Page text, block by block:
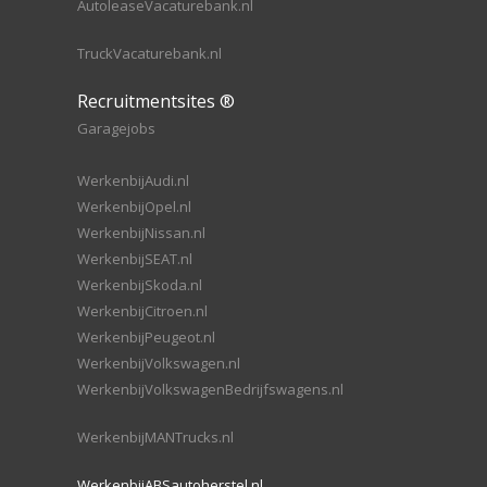
AutoleaseVacaturebank.nl
TruckVacaturebank.nl
Recruitmentsites ®
Garagejobs
WerkenbijAudi.nl
WerkenbijOpel.nl
WerkenbijNissan.nl
WerkenbijSEAT.nl
WerkenbijSkoda.nl
WerkenbijCitroen.nl
WerkenbijPeugeot.nl
WerkenbijVolkswagen.nl
WerkenbijVolkswagenBedrijfswagens.nl
WerkenbijMANTrucks.nl